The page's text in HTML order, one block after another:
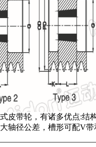
皮带轮，有诸多优点:结
轴径公差，槽形可配V